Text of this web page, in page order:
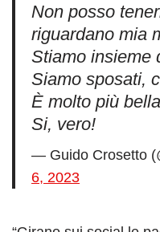
Non posso
riguardano mia
Stiamo insieme
Siamo sposati,
È molto più
Si, vero!
— Guido Crosetto
6, 2023